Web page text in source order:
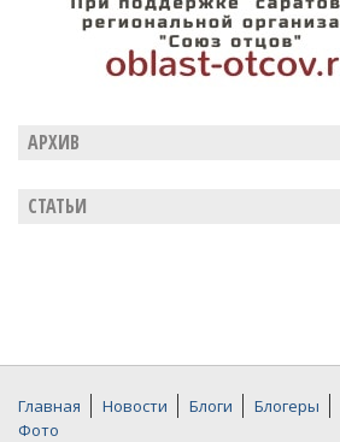
АРХИВ
СТАТЬИ
Главная Новости Блоги Блогеры
Фото